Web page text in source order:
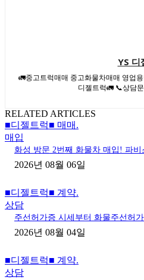
YS 디
🚛중고트럭매매 중고화물차매매 영업
디젤트럭🚛 📞상담
RELATED ARTICLES
■디젤트럭■ 매매.
매입
화성 방문 2번째 화물차 매입! 파
2026년 08월 06일
■디젤트럭■ 계약.
상담
주선허가증 시세부터 화물주선허
2026년 08월 04일
■디젤트럭■ 계약.
상담